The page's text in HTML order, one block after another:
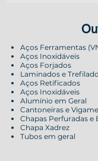
Aços Ferramentas
Aços Inoxidáveis
Aços Forjados
Laminados e
Aços Retificados
Aços Inoxidáveis
Alumínio em Geral
Cantoneiras e
Chapas Perfuradas e
Chapa Xadrez
Tubos em geral